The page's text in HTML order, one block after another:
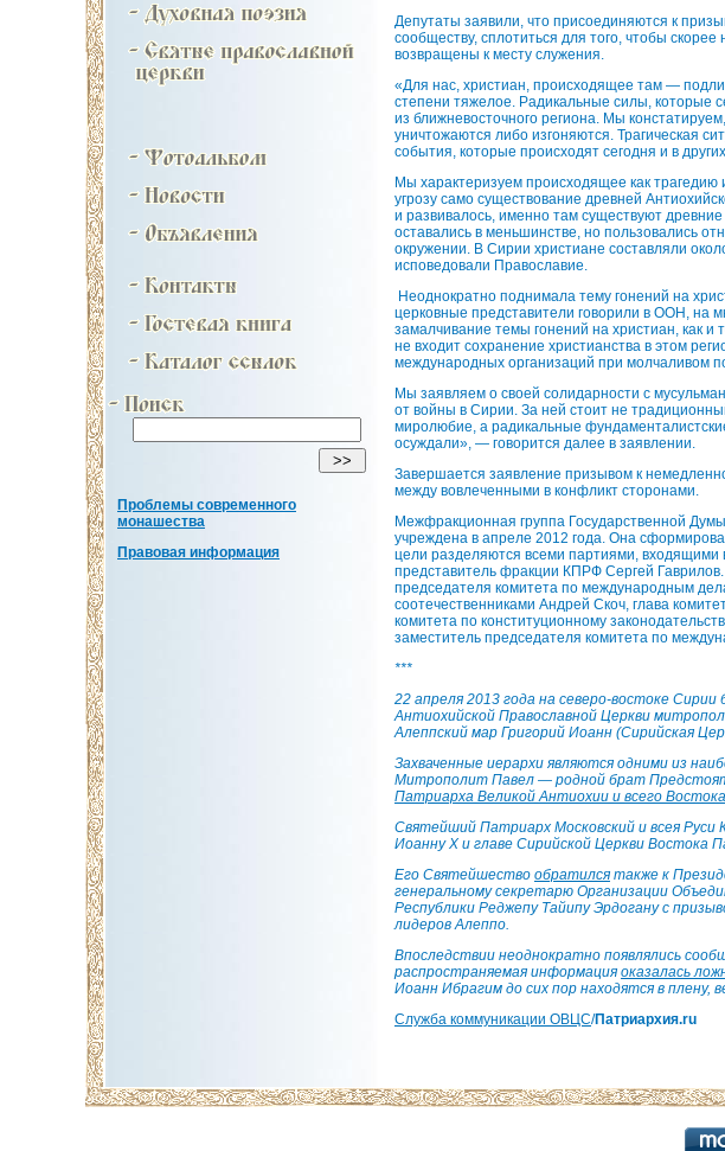
Проблемы современного
монашества
Правовая информация
Депутаты заявили, что присоединяются к
сообществу, сплотиться для того, чтобы
возвращены к месту служения.
«Для нас, христиан, происходящее там —
степени тяжелое. Радикальные силы, которые
из ближневосточного региона. Мы
уничтожаются либо изгоняются. Трагическая
события, которые происходят сегодня и в
Мы характеризуем происходящее как трагедию
угрозу само существование древней
и развивалось, именно там существуют
оставались в меньшинстве, но пользовались
окружении. В Сирии христиане составляли
исповедовали Православие.
Неоднократно поднимала тему гонений на
церковные представители говорили в ООН, на
замалчивание темы гонений на христиан, как
не входит сохранение христианства в этом
международных организаций при молчаливом
Мы заявляем о своей солидарности с
от войны в Сирии. За ней стоит не
миролюбие, а радикальные
осуждали», — говорится далее в заявлении.
Завершается заявление призывом к
между вовлеченными в конфликт сторонами.
Межфракционная группа Государственной
учреждена в апреле 2012 года. Она
цели разделяются всеми партиями, входящими
представитель фракции КПРФ Сергей
председателя комитета по международным
соотечественниками Андрей Скоч, глава
комитета по конституционному
заместитель председателя комитета по
***
22 апреля 2013 года на северо-востоке
Антиохийской Православной Церкви
Алеппский мар Григорий Иоанн (Сирийская
Захваченные иерархи являются одними из
Митрополит Павел — родной брат
Патриарха Великой Антиохии и всего
Святейший Патриарх Московский и всея Руси
Иоанну X и главе Сирийской Церкви Востока
Его Святейшество обратился также к
генеральному секретарю Организации
Республики Реджепу Тайипу Эрдогану с
лидеров Алеппо.
Впоследствии неоднократно появлялись
распространяемая информация оказалась
Иоанн Ибрагим до сих пор находятся в плену,
Служба коммуникации ОВЦС/Патриархия.ru